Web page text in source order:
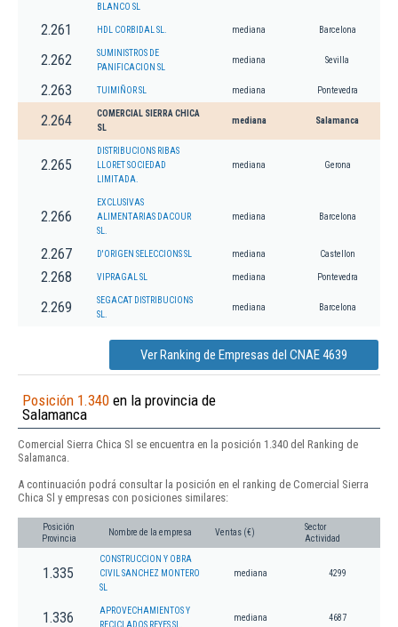
BLANCO SL
2.261 HDL CORBIDAL SL. mediana Barcelona
2.262
SUMINISTROS DE
PANIFICACION SL
mediana Sevilla
2.263 TUIMIÑOR SL mediana Pontevedra
2.264
COMERCIAL SIERRA CHICA
SL
mediana Salamanca
2.265
DISTRIBUCIONS RIBAS
LLORET SOCIEDAD
LIMITADA.
mediana Gerona
2.266
EXCLUSIVAS
ALIMENTARIAS DACOUR
SL.
mediana Barcelona
2.267 D'ORIGEN SELECCIONS SL mediana Castellon
2.268 VIPRAGAL SL mediana Pontevedra
2.269
SEGACAT DISTRIBUCIONS
SL.
mediana Barcelona
Ver Ranking de Empresas del CNAE 4639
Posición 1.340 en la provincia de
Salamanca
Comercial Sierra Chica Sl se encuentra en la posición 1.340 del Ranking de
Salamanca.
A continuación podrá consultar la posición en el ranking de Comercial Sierra
Chica Sl y empresas con posiciones similares:
Posición
Provincia
Nombre de la empresa Ventas (€)
Sector
Actividad
1.335
CONSTRUCCION Y OBRA
CIVIL SANCHEZ MONTERO
SL
mediana 4299
1.336
APROVECHAMIENTOS Y
mediana 4687